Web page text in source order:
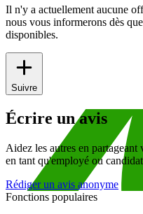
Il n'y a actuellement aucune
nous vous informerons dès
disponibles.
Suivre
Écrire un avis
Aidez les autres en partageant
en tant qu'employé ou
Rédiger un avis anonyme
Fonctions populaires